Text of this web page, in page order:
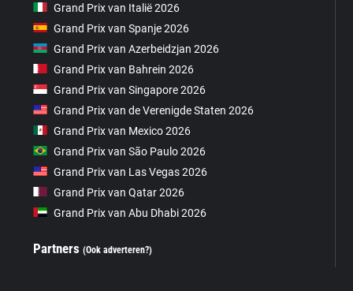
Grand Prix van Italië 2026
Grand Prix van Spanje 2026
Grand Prix van Azerbeidzjan 2026
Grand Prix van Bahrein 2026
Grand Prix van Singapore 2026
Grand Prix van de Verenigde Staten 2026
Grand Prix van Mexico 2026
Grand Prix van São Paulo 2026
Grand Prix van Las Vegas 2026
Grand Prix van Qatar 2026
Grand Prix van Abu Dhabi 2026
Partners(Ook adverteren?)